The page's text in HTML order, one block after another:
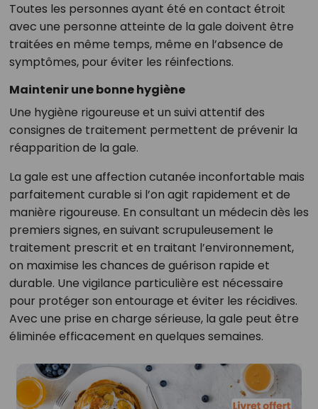
Toutes les personnes ayant été en contact étroit
avec une personne atteinte de la gale doivent être
traitées en même temps, même en l’absence de
symptômes, pour éviter les réinfections.
Maintenir une bonne hygiène
Une hygiène rigoureuse et un suivi attentif des
consignes de traitement permettent de prévenir la
réapparition de la gale.
La gale est une affection cutanée inconfortable mais
parfaitement curable si l’on agit rapidement et de
manière rigoureuse. En consultant un médecin dès les
premiers signes, en suivant scrupuleusement le
traitement prescrit et en traitant l’environnement,
on maximise les chances de guérison rapide et
durable. Une vigilance particulière est nécessaire
pour protéger son entourage et éviter les récidives.
Avec une prise en charge sérieuse, la gale peut être
éliminée efficacement en quelques semaines.